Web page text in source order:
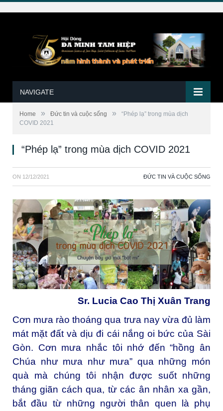
NAVIGATE
Home » Đức tin và cuộc sống »
“Phép lạ” trong mùa dịch
COVID 2021
“Phép lạ” trong mùa dịch COVID 2021
ON 12/12/2021 ĐỨC TIN VÀ CUỘC SỐNG
Sr. Lucia Cao Thị Xuân Trang
Cơn mưa rào thoáng qua trưa nay vừa đủ làm
mát mặt đất và dịu đi cái nắng oi bức của Sài
Gòn. Cơn mưa nhắc tôi nhớ đến “hồng ân
Chúa như mưa như mưa” qua những món
quà mà chúng tôi nhận được suốt những
tháng giãn cách qua, từ các ân nhân xa gần,
bắt đầu từ những người thân quen là phụ